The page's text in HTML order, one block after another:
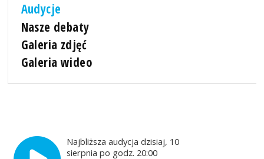
Audycje
Nasze debaty
Galeria zdjęć
Galeria wideo
Najbliższa audycja dzisiaj, 10
sierpnia po godz. 20:00